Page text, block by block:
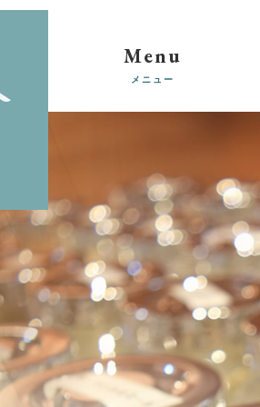
Menu
メニュー